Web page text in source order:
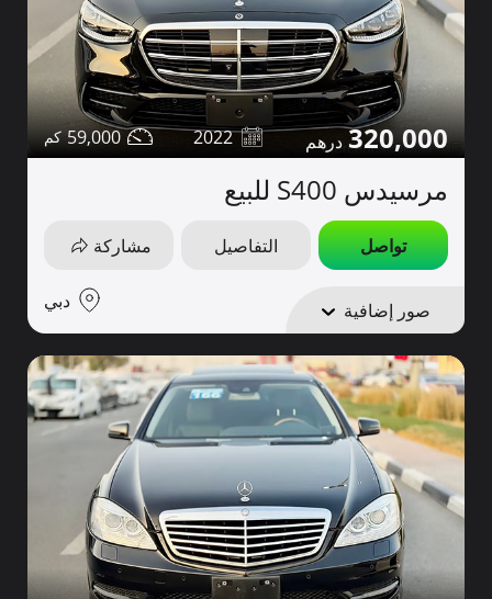
320,000
2022
59,000
مرسيدس S400 للبيع
تواصل التفاصيل مشاركة
صور إضافية دبي